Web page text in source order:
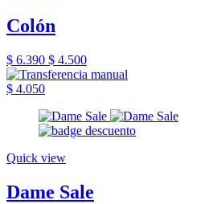
Colón
$ 6.390 $ 4.500
$ 4.050
Quick view
Dame Sale